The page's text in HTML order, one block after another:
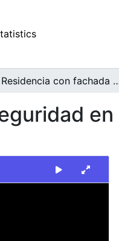
Residencia con fachada en ladrillo y